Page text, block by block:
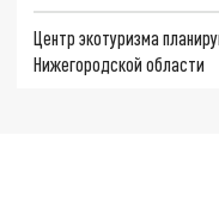
Центр экотуризма
Нижегородской области